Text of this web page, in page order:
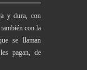
y dura, con
con la
se llaman
pagan, de